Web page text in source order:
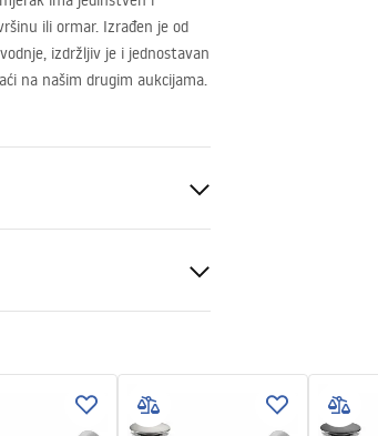
ili ormar. Izrađen je od
izdržljiv je i jednostavan
na našim drugim aukcijama.
FREJA BEIGE -